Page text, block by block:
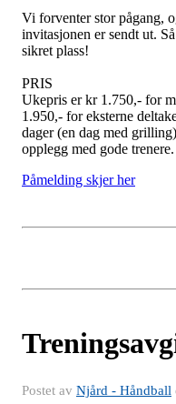
Vi forventer stor pågang,
invitasjonen er sendt ut.
sikret plass!
PRIS
Ukepris er kr 1.750,- for
1.950,- for eksterne
dager (en dag med
opplegg med gode trenere.
Påmelding skjer her
Postet av Njård - Håndball